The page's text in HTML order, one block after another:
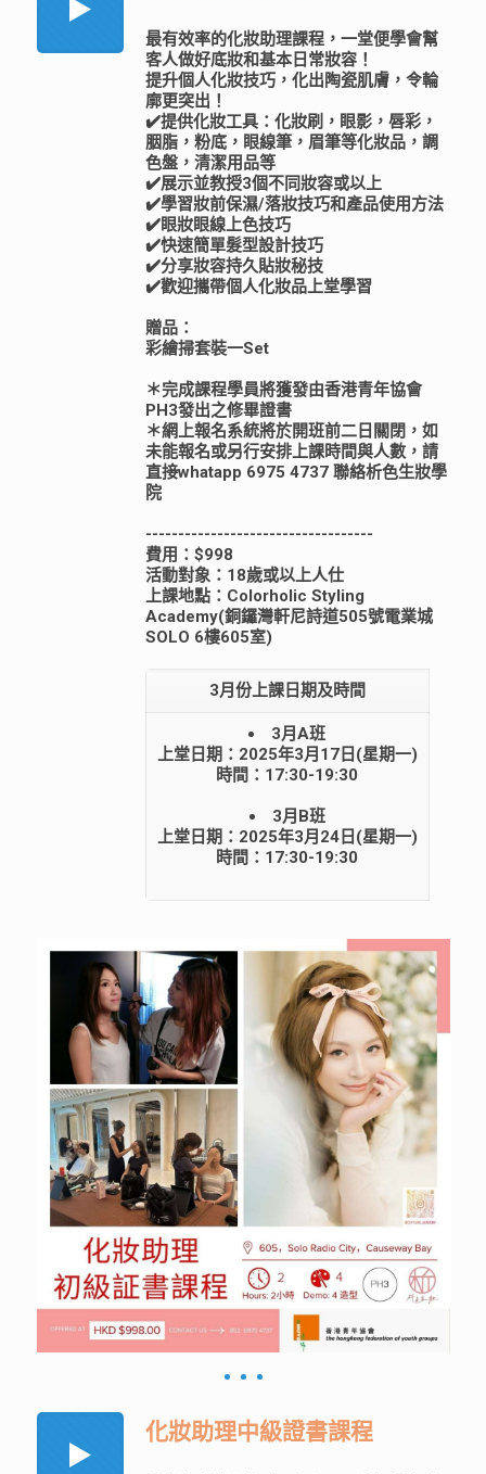
最有效率的化妝助理課程，一堂便學會幫
客人做好底妝和基本日常妝容！
提升個人化妝技巧，化出陶瓷肌膚，令輪
廓更突出！
✔️提供化妝工具：化妝刷，眼影，唇彩，
胭脂，粉底，眼線筆，眉筆等化妝品，調
色盤，清潔用品等
✔️展示並教授3個不同妝容或以上
✔️學習妝前保濕/落妝技巧和產品使用方法
✔️眼妝眼線上色技巧
✔️快速簡單髮型設計技巧
✔️分享妝容持久貼妝秘技
✔️歡迎攜帶個人化妝品上堂學習
贈品：
彩繪掃套裝一Set
＊完成課程學員將獲發由香港青年協會
PH3發出之修畢證書
＊網上報名系統將於開班前二日關閉，如
未能報名或另行安排上課時間與人數，請
直接whatapp 6975 4737 聯絡析色生妝學
院
-----------------------------------
費用：$998
活動對象：18歲或以上人仕
上課地點：Colorholic Styling
Academy(銅鑼灣軒尼詩道505號電業城
SOLO 6樓605室)
3月份上課日期及時間
3月A班
上堂日期：2025年3月17日(星期一)
時間：17:30-19:30
3月B班
上堂日期：2025年3月24日(星期一)
時間：17:30-19:30
化妝助理中級證書課程